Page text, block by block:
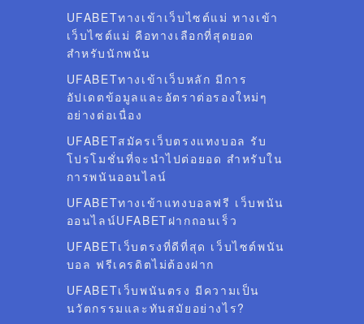
UFABETทางเข้าเว็บไซต์แม่ ทางเข้า
เว็บไซต์แม่ คือทางเลือกที่สุดยอด
สำหรับนักพนัน
UFABETทางเข้าเว็บหลัก มีการ
อัปเดตข้อมูลและอัตราต่อรองใหม่ๆ
อย่างต่อเนื่อง
UFABETสมัครเว็บตรงแทงบอล รับ
โปรโมชั่นที่จะนำไปต่อยอด สำหรับใน
การพนันออนไลน์
UFABETทางเข้าแทงบอลฟรี เว็บพนัน
ออนไลน์UFABETฝากถอนเร็ว
UFABETเว็บตรงที่ดีที่สุด เว็บไซต์พนัน
บอล ฟรีเครดิตไม่ต้องฝาก
UFABETเว็บพนันตรง มีความเป็น
นวัตกรรมและทันสมัยอย่างไร?